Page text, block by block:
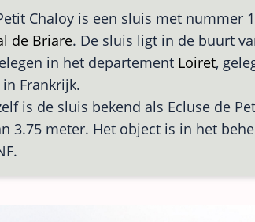
Chaloy is een sluis met nummer
de Briare. De sluis ligt in de buurt
in het departement Loiret,
in Frankrijk.
is de sluis bekend als Ecluse de
3.75 meter. Het object is in het